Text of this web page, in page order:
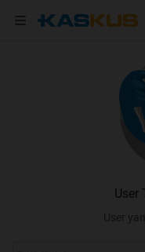
User
User